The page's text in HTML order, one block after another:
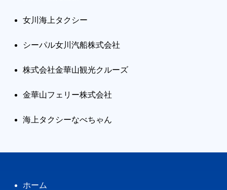
女川海上タクシー
シーパル女川汽船株式会社
株式会社金華山観光クルーズ
金華山フェリー株式会社
海上タクシーなべちゃん
ホーム